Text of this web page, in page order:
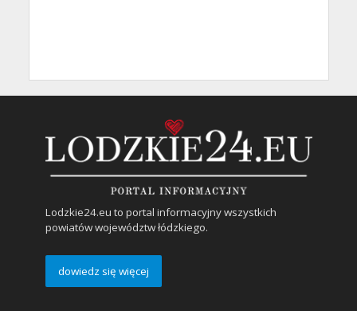
Lodzkie24.eu to portal informacyjny wszystkich
powiatów województw łódzkiego.
dowiedz się więcej